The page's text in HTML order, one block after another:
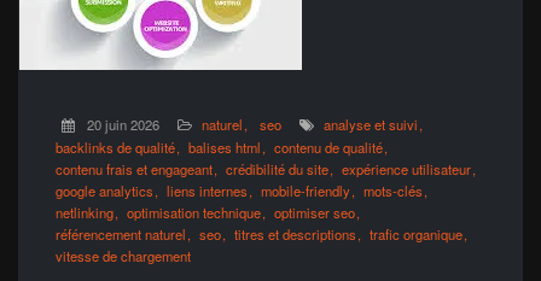
20 juin 2026 naturel seo
analyse et suivi
backlinks de qualité
balises html
contenu de qualité
contenu frais et engageant
crédibilité du site
expérience utilisateur
google analytics
liens internes mobile-friendly
mots-clés
netlinking
optimisation technique
optimiser seo
référencement naturel
seo titres et descriptions
trafic organique
vitesse de chargement